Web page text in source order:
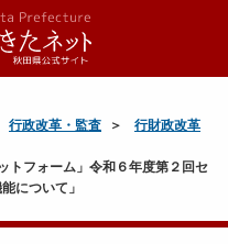
行政改革・監査
行財政改革
トフォーム」令和６年度第２回セ
について」